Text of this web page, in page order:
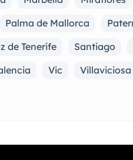
Palma de Mallorca
de Tenerife Santiago
Vic Villaviciosa